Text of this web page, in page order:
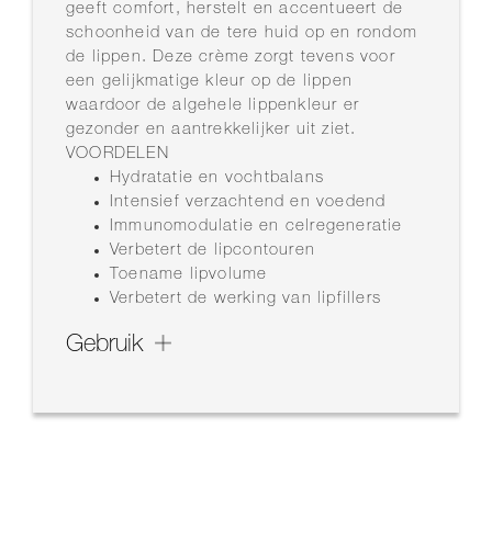
geeft comfort, herstelt en accentueert de
schoonheid van de tere huid op en rondom
de lippen. Deze crème zorgt tevens voor
een gelijkmatige kleur op de lippen
waardoor de algehele lippenkleur er
gezonder en aantrekkelijker uit ziet.
VOORDELEN
Hydratatie en vochtbalans
Intensief verzachtend en voedend
Immunomodulatie en celregeneratie
Verbetert de lipcontouren
Toename lipvolume
Verbetert de werking van lipfillers
Gebruik